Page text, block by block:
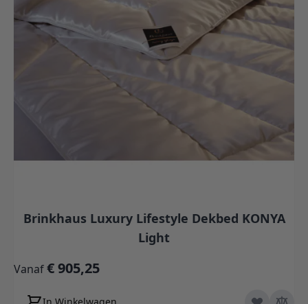
Brinkhaus Luxury Lifestyle Dekbed KONYA
Light
Vanaf€ 905,25